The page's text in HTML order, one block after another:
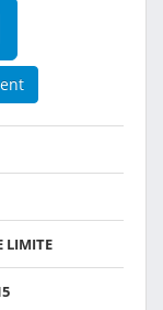
LIMITE